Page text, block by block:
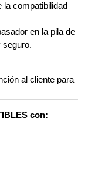
la compatibilidad
en la pila de
seguro.
al cliente para
con: